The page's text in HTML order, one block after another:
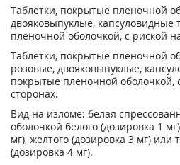
Таблетки, покрытые пленочной
двояковыпуклые, капсуловидные
пленочной оболочкой, с риской
Таблетки, покрытые пленочной
розовые, двояковыпуклые,
покрытые пленочной оболочкой,
сторонах.
Вид на изломе: белая
оболочкой белого (дозировка 1
мг), желтого (дозировка 3 мг) или
(дозировка 4 мг).